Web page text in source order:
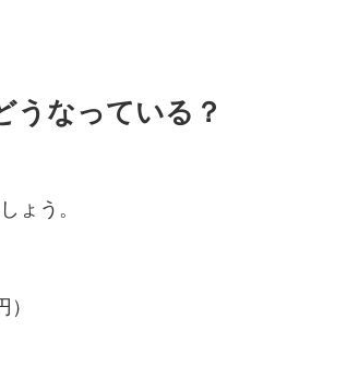
うなっている？
ょう。